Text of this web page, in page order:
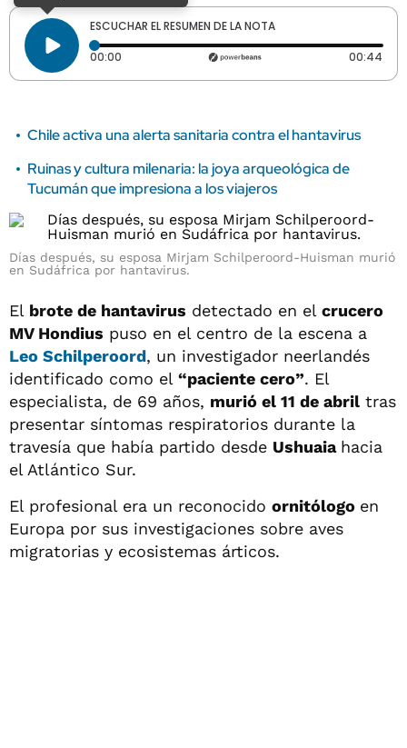
ESCUCHAR EL RESUMEN DE LA NOTA
00:00 Tiempo transcurrido: 0 segundos 00:44
Chile activa una alerta sanitaria contra el hantavirus
Ruinas y cultura milenaria: la joya arqueológica de
Tucumán que impresiona a los viajeros
Días después, su esposa Mirjam Schilperoord-Huisman murió
en Sudáfrica por hantavirus.
El brote de hantavirus detectado en el crucero
MV Hondius puso en el centro de la escena a
Leo Schilperoord, un investigador neerlandés
identificado como el “paciente cero”. El
especialista, de 69 años, murió el 11 de abril tras
presentar síntomas respiratorios durante la
travesía que había partido desde Ushuaia hacia
el Atlántico Sur.
El profesional era un reconocido ornitólogo en
Europa por sus investigaciones sobre aves
migratorias y ecosistemas árticos.